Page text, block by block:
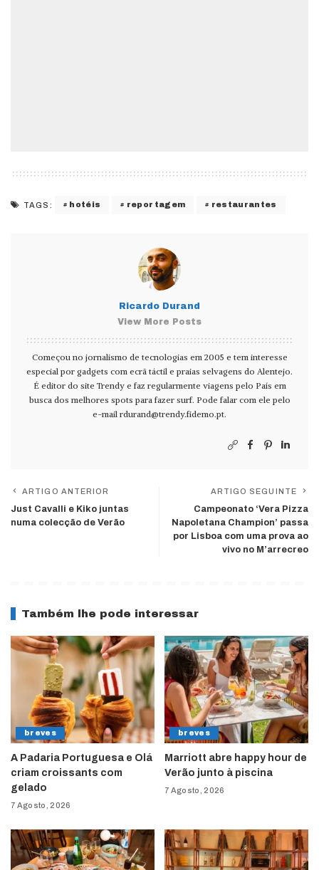
TAGS: hotéis reportagem restaurantes
Ricardo Durand
View More Posts
Começou no jornalismo de tecnologias em 2005 e tem interesse
especial por gadgets com ecrã táctil e praias selvagens do Alentejo.
É editor do site Trendy e faz regularmente viagens pelo País em
busca dos melhores spots para fazer surf. Pode falar com ele pelo
e-mail rdurand@trendy.fidemo.pt.
ARTIGO ANTERIOR
Just Cavalli e Kiko juntas
numa colecção de Verão
ARTIGO SEGUINTE
Campeonato ‘Vera Pizza
Napoletana Champion’ passa
por Lisboa com uma prova ao
vivo no M’arrecreo
Também lhe pode interessar
breves
A Padaria Portuguesa e Olá
criam croissants com
gelado
7 Agosto, 2026
breves
Marriott abre happy hour de
Verão junto à piscina
7 Agosto, 2026